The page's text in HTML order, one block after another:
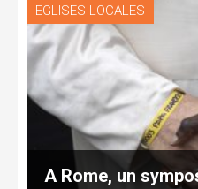
EGLISES LOCALES
A Rome, un